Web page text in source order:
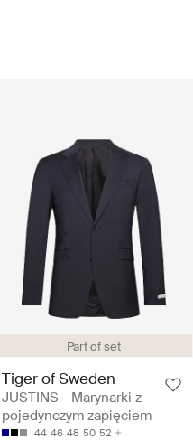
Part of set
Tiger of Sweden
JUSTINS - Marynarki z
pojedynczym zapięciem
44 46 48 50 52